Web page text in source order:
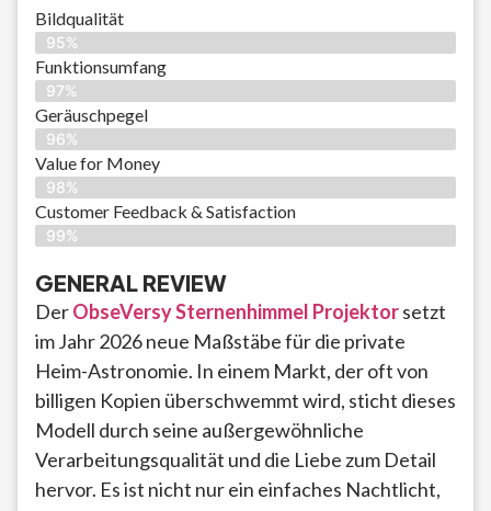
Bildqualität
95%
Funktionsumfang
97%
Geräuschpegel
96%
Value for Money
98%
Customer Feedback & Satisfaction​
99%
GENERAL REVIEW
DerObseVersy Sternenhimmel Projektorsetzt
im Jahr 2026 neue Maßstäbe für die private
Heim-Astronomie. In einem Markt, der oft von
billigen Kopien überschwemmt wird, sticht dieses
Modell durch seine außergewöhnliche
Verarbeitungsqualität und die Liebe zum Detail
hervor. Es ist nicht nur ein einfaches Nachtlicht,